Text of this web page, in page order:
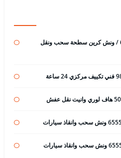
ونش ابو حليفة رقم / 65557275 / ونش كرين سطحة سحب ونقل